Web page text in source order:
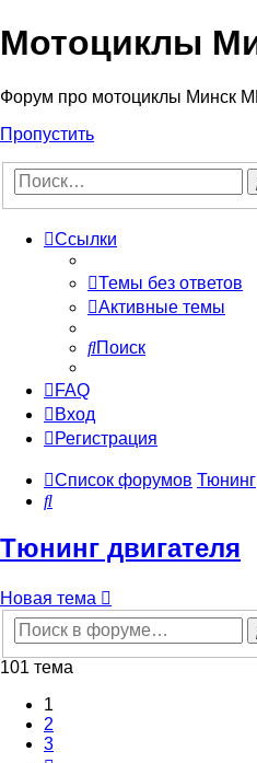
Мотоциклы
Форум про мотоциклы Минск
Пропустить
Ссылки
Темы без ответов
Активные темы
Поиск
FAQ
Вход
Регистрация
Список форумов Тюнинг
Поиск
Тюнинг двигателя
Новая тема
101 тема
1
2
3